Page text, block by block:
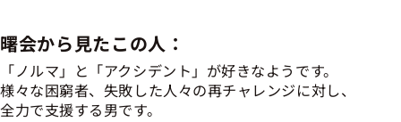
曙会から見たこの人：
「ノルマ」と「アクシデント」が好きなようです。
様々な困窮者、失敗した人々の再チャレンジに対し、
全力で支援する男です。